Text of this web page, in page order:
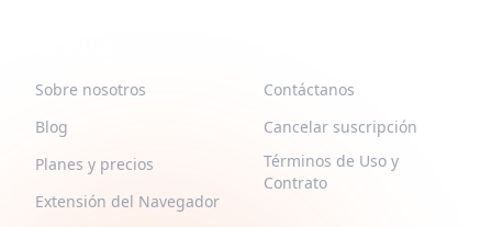
Sobre nosotros
Blog
Planes y precios
Extensión del Navegador
Contáctanos
Cancelar suscripción
Términos de Uso y
Contrato